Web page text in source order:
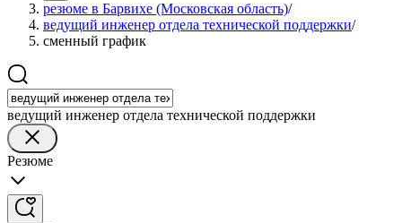
резюме в Барвихе (Московская область)/
ведущий инженер отдела технической поддержки/
сменный график
ведущий инженер отдела технической поддержки
Резюме